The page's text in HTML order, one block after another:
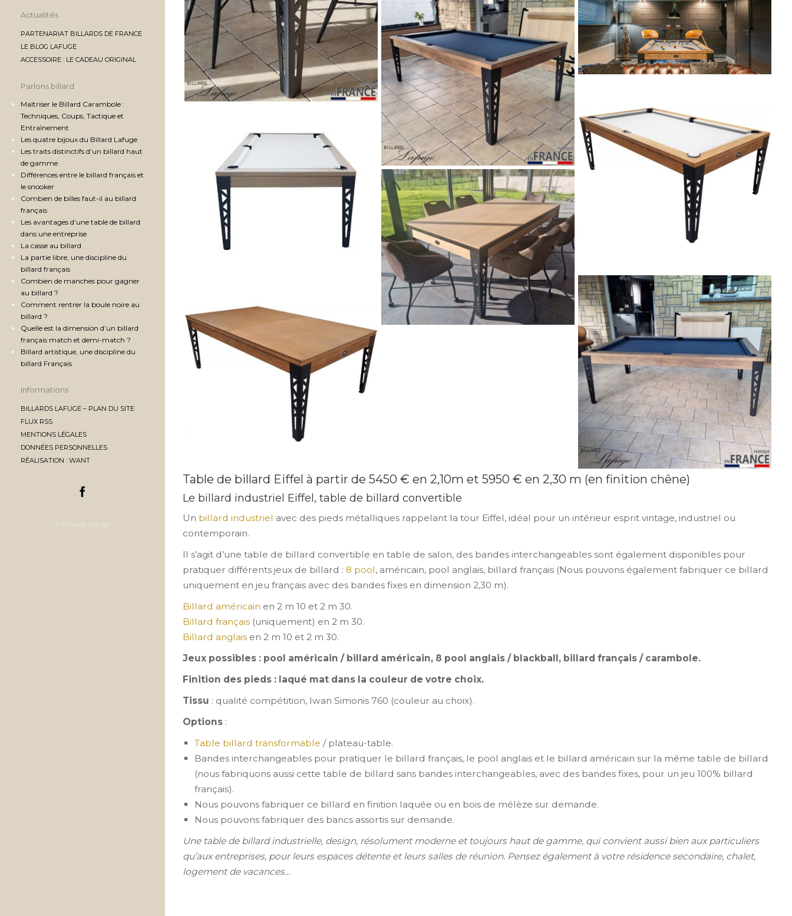
Actualités
PARTENARIAT BILLARDS DE FRANCE
LE BLOG LAFUGE
ACCESSOIRE : LE CADEAU ORIGINAL
Parlons billard
Maîtriser le Billard Carambole :
Techniques, Coups, Tactique et
Entraînement
Les quatre bijoux du Billard Lafuge
Les traits distinctifs d’un billard haut
de gamme
Différences entre le billard français et
le snooker
Combien de billes faut-il au billard
français
Les avantages d’une table de billard
dans une entreprise
La casse au billard
La partie libre, une discipline du
billard français
Combien de manches pour gagner
au billard ?
Comment rentrer la boule noire au
billard ?
Quelle est la dimension d’un billard
français match et demi-match ?
Billard artistique, une discipline du
billard Français
Informations
BILLARDS LAFUGE – PLAN DU SITE
FLUX RSS
MENTIONS LÉGALES
DONNÉES PERSONNELLES
RÉALISATION : WANT
© Billards Lafuge
Table de billard Eiffel à partir de 5450 € en 2,10m et 5950 € en 2,30 m (en finition chêne)
Le billard industriel Eiffel, table de billard convertible
Un billard industriel avec des pieds métalliques rappelant la tour Eiffel, idéal pour un intérieur esprit vintage, industriel ou
contemporain.
Il s’agit d’une table de billard convertible en table de salon, des bandes interchangeables sont également disponibles pour
pratiquer différents jeux de billard : 8 pool, américain, pool anglais, billard français (Nous pouvons également fabriquer ce billard
uniquement en jeu français avec des bandes fixes en dimension 2,30 m).
Billard américain en 2 m 10 et 2 m 30.
Billard français (uniquement) en 2 m 30.
Billard anglais en 2 m 10 et 2 m 30.
Jeux possibles : pool américain / billard américain, 8 pool anglais / blackball, billard français / carambole.
Finition des pieds : laqué mat dans la couleur de votre choix.
Tissu : qualité compétition, Iwan Simonis 760 (couleur au choix).
Options :
Table billard transformable / plateau-table.
Bandes interchangeables pour pratiquer le billard français, le pool anglais et le billard américain sur la même table de billard
(nous fabriquons aussi cette table de billard sans bandes interchangeables, avec des bandes fixes, pour un jeu 100% billard
français).
Nous pouvons fabriquer ce billard en finition laquée ou en bois de mélèze sur demande.
Nous pouvons fabriquer des bancs assortis sur demande.
Une table de billard industrielle, design, résolument moderne et toujours haut de gamme, qui convient aussi bien aux particuliers
qu’aux entreprises, pour leurs espaces détente et leurs salles de réunion. Pensez également à votre résidence secondaire, chalet,
logement de vacances…